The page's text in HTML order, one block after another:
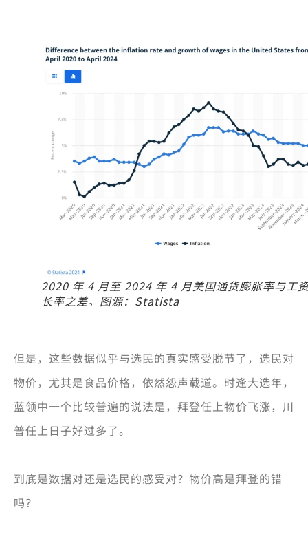
2020 年 4 月至 2024 年 4 月美国通货膨胀率与工
长率之差。图源：Statista
但是，这些数据似乎与选民的真实感受脱节了，选民对
物价，尤其是食品价格，依然怨声载道。时逢大选年，
蓝领中一个比较普遍的说法是，拜登任上物价飞涨，川
普任上日子好过多了。
到底是数据对还是选民的感受对？物价高是拜登的错
吗？